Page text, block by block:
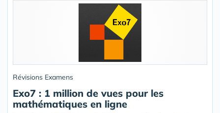
Révisions Examens
Exo7 : 1 million de vues pour les
mathématiques en ligne